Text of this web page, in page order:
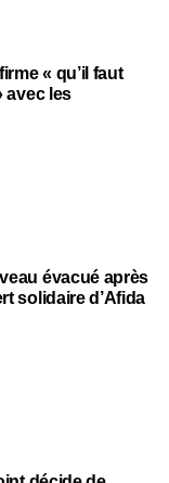
« qu’il faut
avec les
évacué après
solidaire d’Afida